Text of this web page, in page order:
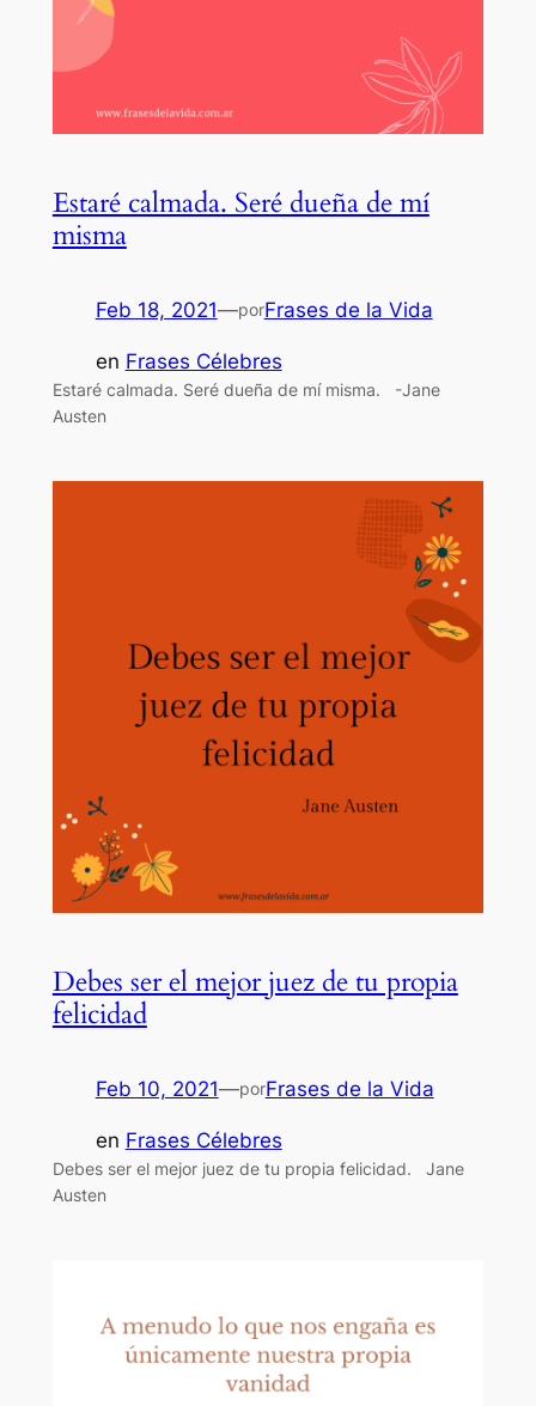
Estaré calmada. Seré dueña de mí
misma
Feb 18, 2021—porFrases de la Vida
en Frases Célebres
Estaré calmada. Seré dueña de mí misma. -Jane
Austen
Debes ser el mejor juez de tu propia
felicidad
Feb 10, 2021—porFrases de la Vida
en Frases Célebres
Debes ser el mejor juez de tu propia felicidad. Jane
Austen